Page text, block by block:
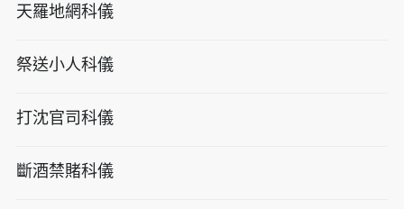
天羅地網科儀
祭送小人科儀
打沈官司科儀
斷酒禁賭科儀